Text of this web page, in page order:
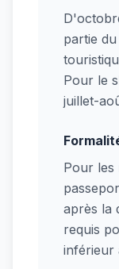
partie
Pour le
juillet-
Pour les
après la
requis
inférieur